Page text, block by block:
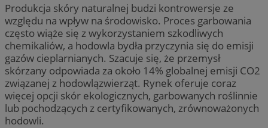
Produkcja skóry naturalnej budzi kontrowersje ze
względu na wpływ na środowisko. Proces garbowania
często wiąże się z wykorzystaniem szkodliwych
chemikaliów, a hodowla bydła przyczynia się do emisji
gazów cieplarnianych. Szacuje się, że przemysł
skórzany odpowiada za około 14% globalnej emisji CO2
związanej z hodowlązwierząt. Rynek oferuje coraz
więcej opcji skór ekologicznych, garbowanych roślinnie
lub pochodzących z certyfikowanych, zrównoważonych
hodowli.